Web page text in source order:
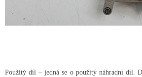
Použitý díl – jedná se o použitý náhradní díl.